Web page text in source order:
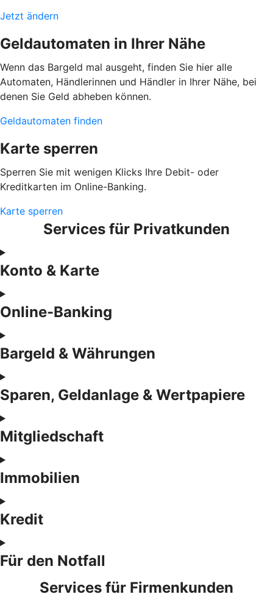
Jetzt ändern
Geldautomaten in Ihrer Nähe
Wenn das Bargeld mal ausgeht, finden Sie hier alle
Automaten, Händlerinnen und Händler in Ihrer Nähe, bei
denen Sie Geld abheben können.
Geldautomaten finden
Karte sperren
Sperren Sie mit wenigen Klicks Ihre Debit- oder
Kreditkarten im Online-Banking.
Karte sperren
Services für Privatkunden
Konto & Karte
Online-Banking
Bargeld & Währungen
Sparen, Geldanlage & Wertpapiere
Mitgliedschaft
Immobilien
Kredit
Für den Notfall
Services für Firmenkunden